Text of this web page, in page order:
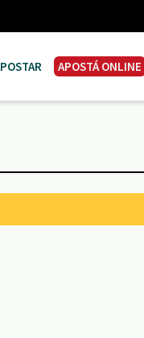
APOSTÁ ONLINE